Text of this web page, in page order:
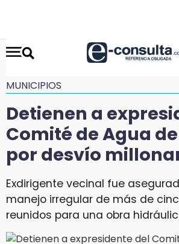
MUNICIPIOS
Detienen a
Comité de Agua
por desvío
Exdirigente vecinal fue
manejo irregular de más de
reunidos para una obra